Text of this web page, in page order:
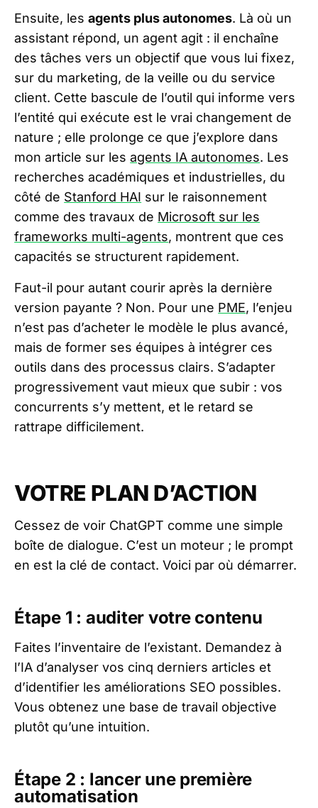
Ensuite, lesagents plus autonomes. Là où un
assistant répond, un agent agit : il enchaîne
des tâches vers un objectif que vous lui fixez,
sur du marketing, de la veille ou du service
client. Cette bascule de l’outil qui informe vers
l’entité qui exécute est le vrai changement de
nature ; elle prolonge ce que j’explore dans
mon article sur lesagents IA autonomes. Les
recherches académiques et industrielles, du
côté de Stanford HAI sur le raisonnement
comme des travaux de Microsoft sur les
frameworks multi-agents, montrent que ces
capacités se structurent rapidement.
Faut-il pour autant courir après la dernière
version payante ? Non. Pour une PME, l’enjeu
n’est pas d’acheter le modèle le plus avancé,
mais de former ses équipes à intégrer ces
outils dans des processus clairs. S’adapter
progressivement vaut mieux que subir : vos
concurrents s’y mettent, et le retard se
rattrape difficilement.
VOTRE PLAN D’ACTION
Cessez de voir ChatGPT comme une simple
boîte de dialogue. C’est un moteur ; le prompt
en est la clé de contact. Voici par où démarrer.
Étape 1 : auditer votre contenu
Faites l’inventaire de l’existant. Demandez à
l’IA d’analyser vos cinq derniers articles et
d’identifier les améliorations SEO possibles.
Vous obtenez une base de travail objective
plutôt qu’une intuition.
Étape 2 : lancer une première
automatisation